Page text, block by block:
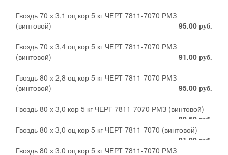
Гвоздь 70 х 3,1 оц кор 5 кг ЧЕРТ 7811-7070 РМЗ
(винтовой)
95.00 руб.
Гвоздь 70 х 3,4 оц кор 5 кг ЧЕРТ 7811-7070 РМЗ
(винтовой)
91.00 руб.
Гвоздь 80 х 2,8 оц кор 5 кг ЧЕРТ 7811-7070 РМЗ
(винтовой)
95.00 руб.
Гвоздь 80 х 3,0 кор 5 кг ЧЕРТ 7811-7070 РМЗ (винтовой)
80.50руб.
Гвоздь 80 х 3,0 оц кор 5 кг ЧЕРТ 7811-7070 (винтовой)
91.00руб.
Гвоздь 80 х 3,0 оц кор 5 кг ЧЕРТ 7811-7070 РМЗ